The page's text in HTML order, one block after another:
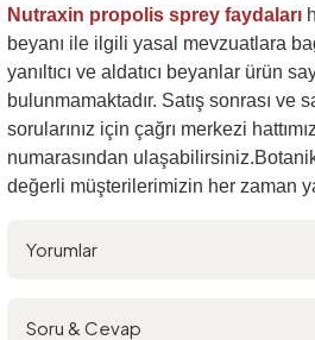
Nutraxin propolis sprey faydaları
beyanı ile ilgili yasal mevzuatlara
yanıltıcı ve aldatıcı beyanlar ürün
bulunmamaktadır. Satış sonrası ve
sorularınız için çağrı merkezi
numarasından
değerli müşterilerimizin her zaman
Yorumlar
Soru & Cevap